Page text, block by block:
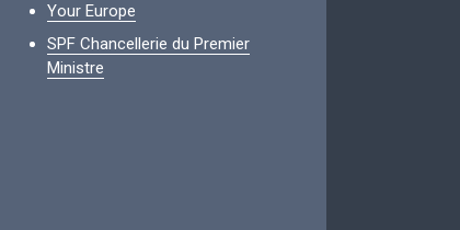
Your Europe
SPF Chancellerie du Premier
Ministre